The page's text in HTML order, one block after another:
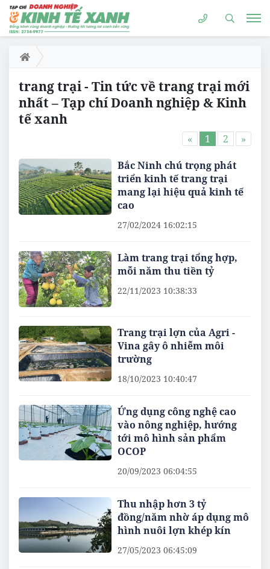
trang trại - Tin tức về trang trại mới
nhất – Tạp chí Doanh nghiệp & Kinh
tế xanh
« 1 2 »
Bắc Ninh chú trọng phát
triển kinh tế trang trại
mang lại hiệu quả kinh tế
cao
27/02/2024 16:02:15
Làm trang trại tổng hợp,
mỗi năm thu tiền tỷ
22/11/2023 10:38:33
Trang trại lợn của Agri -
Vina gây ô nhiễm môi
trường
18/10/2023 10:40:47
Ứng dụng công nghệ cao
vào nông nghiệp, hướng
tới mô hình sản phẩm
OCOP
20/09/2023 06:04:55
Thu nhập hơn 3 tỷ
đồng/năm nhờ áp dụng mô
hình nuôi lợn khép kín
27/05/2023 06:45:09